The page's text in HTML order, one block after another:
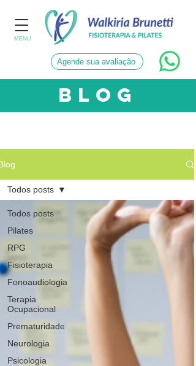
MENU
Agende sua avaliação
blog
Todos posts
Pilates
RPG
Fisioterapia
Fonoaudiologia
Terapia
Ocupacional
Prematuridade
Neurologia
Psicologia
Todos posts